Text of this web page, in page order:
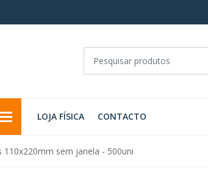
LOJA FÍSICA CONTACTO
110x220mm sem janela - 500uni